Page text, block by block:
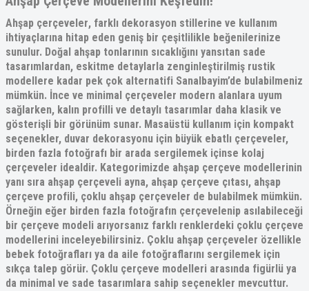
Ahşap çerçeveler, farklı dekorasyon stillerine ve kullanım
ihtiyaçlarına hitap eden geniş bir çeşitlilikle beğenilerinize
sunulur. Doğal ahşap tonlarının sıcaklığını yansıtan sade
tasarımlardan, eskitme detaylarla zenginleştirilmiş rustik
modellere kadar pek çok alternatifi Sanalbayim’de bulabilmeniz
mümkün. İnce ve minimal çerçeveler modern alanlara uyum
sağlarken, kalın profilli ve detaylı tasarımlar daha klasik ve
gösterişli bir görünüm sunar. Masaüstü kullanım için kompakt
seçenekler, duvar dekorasyonu için büyük ebatlı çerçeveler,
birden fazla fotoğrafı bir arada sergilemek içinse kolaj
çerçeveler idealdir. Kategorimizde ahşap çerçeve modellerinin
yanı sıra ahşap çerçeveli ayna, ahşap çerçeve çıtası, ahşap
çerçeve profili, çoklu ahşap çerçeveler de bulabilmek mümkün.
Örneğin eğer birden fazla fotoğrafın çerçevelenip asılabileceği
bir çerçeve modeli arıyorsanız farklı renklerdeki çoklu çerçeve
modellerini inceleyebilirsiniz. Çoklu ahşap çerçeve ler özellikle
bebek fotoğrafları ya da aile fotoğraflarını sergilemek için
sıkça talep görür. Çoklu çerçeve modelleri arasında figürlü ya
da minimal ve sade tasarımlara sahip seçenekler mevcuttur.